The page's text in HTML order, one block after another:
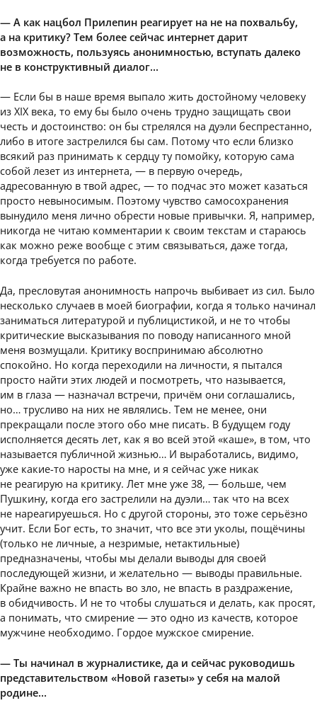
— А как нацбол Прилепин реагирует на не на похвальбу,
а на критику? Тем более сейчас интернет дарит
возможность, пользуясь анонимностью, вступать далеко
не в конструктивный диалог…
— Если бы в наше время выпало жить достойному человеку
из ХIХ века, то ему бы было очень трудно защищать свои
честь и достоинство: он бы стрелялся на дуэли беспрестанно,
либо в итоге застрелился бы сам. Потому что если близко
всякий раз принимать к сердцу ту помойку, которую сама
собой лезет из интернета, — в первую очередь,
адресованную в твой адрес, — то подчас это может казаться
просто невыносимым. Поэтому чувство самосохранения
вынудило меня лично обрести новые привычки. Я, например,
никогда не читаю комментарии к своим текстам и стараюсь
как можно реже вообще с этим связываться, даже тогда,
когда требуется по работе.
Да, пресловутая анонимность напрочь выбивает из сил. Было
несколько случаев в моей биографии, когда я только начинал
заниматься литературой и публицистикой, и не то чтобы
критические высказывания по поводу написанного мной
меня возмущали. Критику воспринимаю абсолютно
спокойно. Но когда переходили на личности, я пытался
просто найти этих людей и посмотреть, что называется,
им в глаза — назначал встречи, причём они соглашались,
но… трусливо на них не являлись. Тем не менее, они
прекращали после этого обо мне писать. В будущем году
исполняется десять лет, как я во всей этой «каше», в том, что
называется публичной жизнью… И выработались, видимо,
уже какие-то наросты на мне, и я сейчас уже никак
не реагирую на критику. Лет мне уже 38, — больше, чем
Пушкину, когда его застрелили на дуэли… так что на всех
не нареагируешься. Но с другой стороны, это тоже серьёзно
учит. Если Бог есть, то значит, что все эти уколы, пощёчины
(только не личные, а незримые, нетактильные)
предназначены, чтобы мы делали выводы для своей
последующей жизни, и желательно — выводы правильные.
Крайне важно не впасть во зло, не впасть в раздражение,
в обидчивость. И не то чтобы слушаться и делать, как просят,
а понимать, что смирение — это одно из качеств, которое
мужчине необходимо. Гордое мужское смирение.
— Ты начинал в журналистике, да и сейчас руководишь
представительством «Новой газеты» у себя на малой
родине…